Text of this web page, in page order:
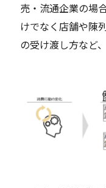
売・流通企業の場
けでなく店舗や陳
の受け渡し方など